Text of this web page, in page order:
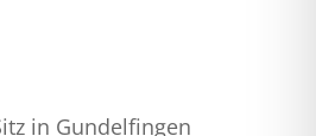
in Gundelfingen